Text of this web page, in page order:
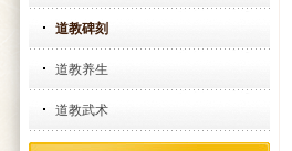
道教碑刻
道教养生
道教武术